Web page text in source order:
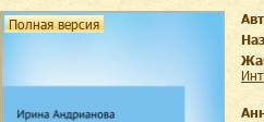
Полная версия